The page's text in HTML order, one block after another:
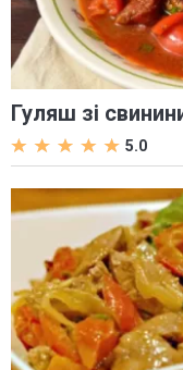
Гуляш зі
5.0